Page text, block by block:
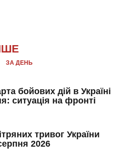
ЗА ДЕНЬ
бойових дій в Україні
ситуація на фронті
тривог України
2026